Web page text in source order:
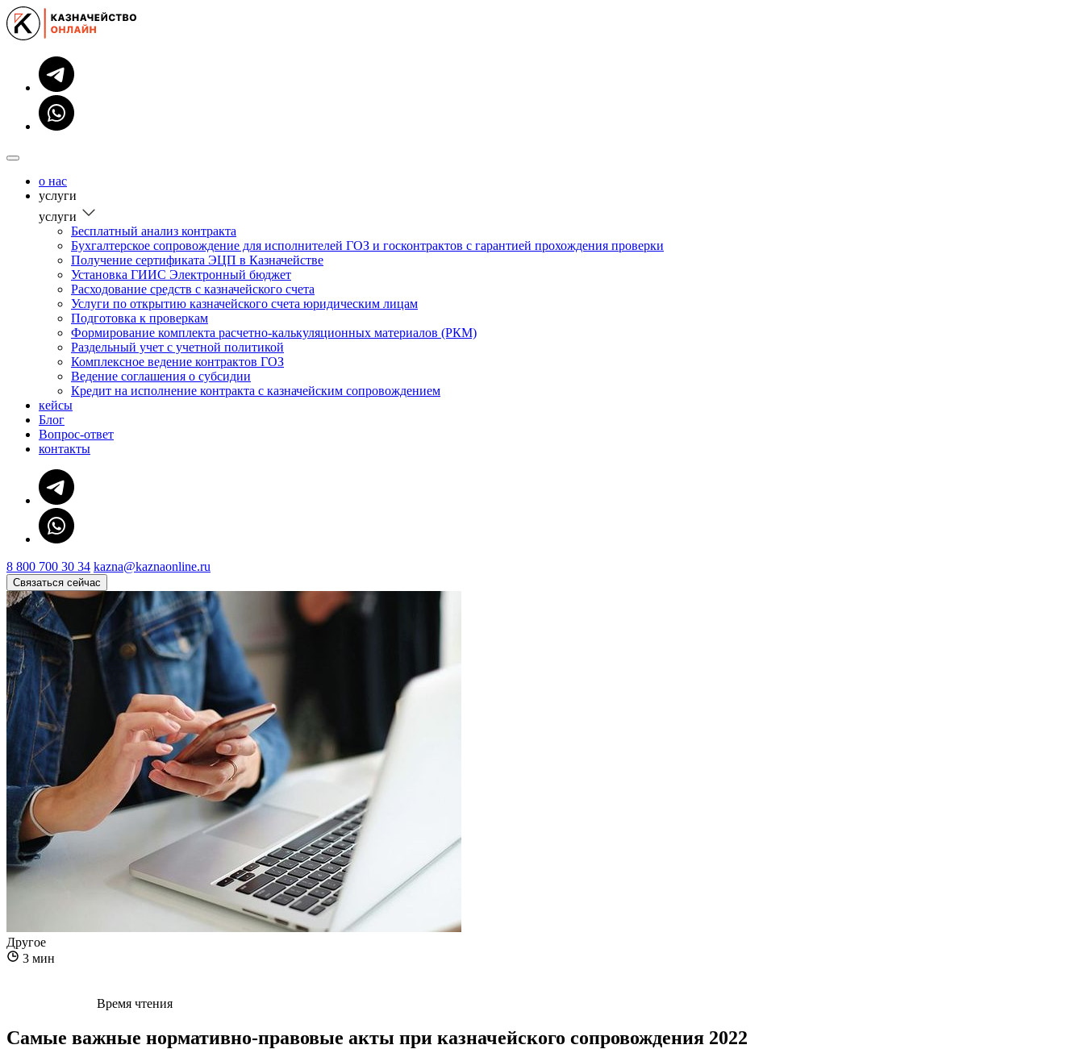
о нас
услуги
услуги
Бесплатный анализ контракта
Бухгалтерское сопровождение для исполнителей ГОЗ и госконтрактов с гарантией прохождения проверки
Получение сертификата ЭЦП в Казначействе
Установка ГИИС Электронный бюджет
Расходование средств с казначейского счета
Услуги по открытию казначейского счета юридическим лицам
Подготовка к проверкам
Формирование комплекта расчетно-калькуляционных материалов (РКМ)
Раздельный учет с учетной политикой
Комплексное ведение контрактов ГОЗ
Ведение соглашения о субсидии
Кредит на исполнение контракта с казначейским сопровождением
кейсы
Блог
Вопрос-ответ
контакты
8 800 700 30 34 kazna@kaznaonline.ru
Связаться сейчас
Другое
3 мин
Время чтения
Самые важные нормативно-правовые акты при казначейского сопровождения 2022